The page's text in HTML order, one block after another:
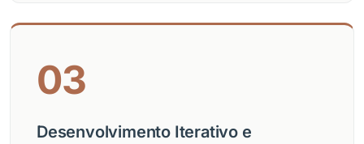
03
Desenvolvimento Iterativo e